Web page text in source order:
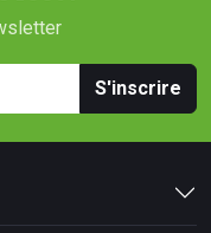
S'inscrire